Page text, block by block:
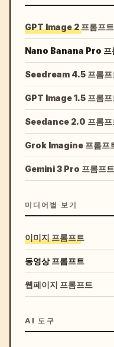
GPT Image 2 프롬프트
Nano Banana Pro 프
Seedream 4.5 프롬프
GPT Image 1.5 프롬프
Seedance 2.0 프롬프
Grok Imagine 프롬프
Gemini 3 Pro 프롬프트
미디어별 보기
이미지 프롬프트
동영상 프롬프트
웹페이지 프롬프트
AI 도구